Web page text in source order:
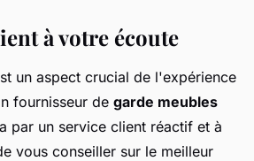
à votre écoute
un aspect crucial de l'expérience
fournisseur de garde meubles
par un service client réactif et à
vous conseiller sur le meilleur